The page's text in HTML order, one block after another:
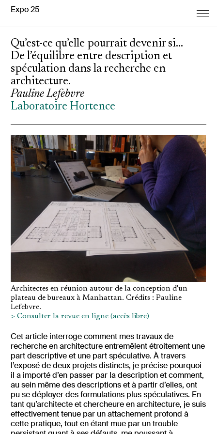
Expo 25
Qu’est-ce qu’elle pourrait devenir si…
De l’équilibre entre description et
spéculation dans la recherche en
architecture.
Pauline Lefebvre
Laboratoire Hortence
Architectes en réunion autour de la conception d'un
plateau de bureaux à Manhattan. Crédits : Pauline
Lefebvre.
> Consulter la revue en ligne (accès libre)
Cet article interroge comment mes travaux de
recherche en architecture entremêlent étroitement une
part descriptive et une part spéculative. À travers
l’exposé de deux projets distincts, je précise pourquoi
il a importé d’en passer par la description et comment,
au sein même des descriptions et à partir d’elles, ont
pu se déployer des formulations plus spéculatives. En
tant qu’architecte et chercheure en architecture, je suis
effectivement tenue par un attachement profond à
cette pratique, tout en étant mue par un trouble